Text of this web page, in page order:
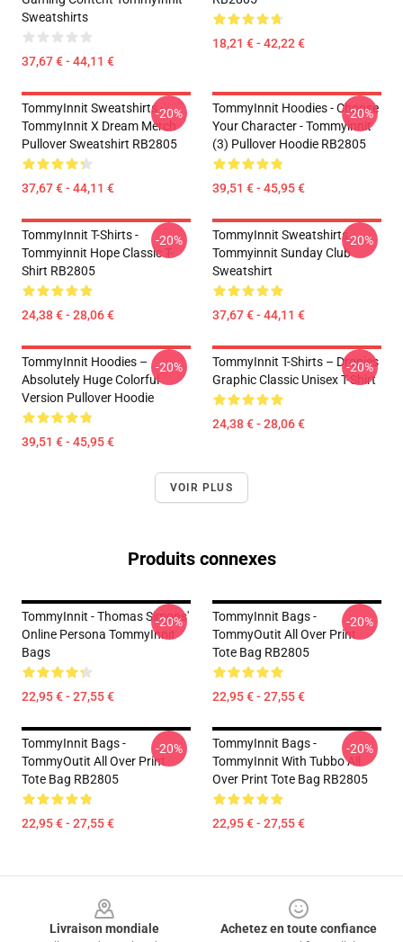
Sweatshirts
37,67 € - 44,11 €
18,21 € - 42,22 €
TommyInnit Sweatshirts -
TommyInnit X Dream Merch
Pullover Sweatshirt RB2805
37,67 € - 44,11 €
-20%
TommyInnit Hoodies - Choose
Your Character - Tommyinnit
(3) Pullover Hoodie RB2805
39,51 € - 45,95 €
-20%
TommyInnit T-Shirts -
Tommyinnit Hope Classic T-
Shirt RB2805
24,38 € - 28,06 €
-20%
TommyInnit Sweatshirts -
Tommyinnit Sunday Club
Sweatshirt
37,67 € - 44,11 €
-20%
TommyInnit Hoodies –
Absolutely Huge Colorful
Version Pullover Hoodie
39,51 € - 45,95 €
-20%
TommyInnit T-Shirts – Dronies
Graphic Classic Unisex T-Shirt
24,38 € - 28,06 €
-20%
VOIR PLUS
Produits connexes
TommyInnit - Thomas Simons'
Online Persona TommyInnit
Bags
22,95 € - 27,55 €
-20%
TommyInnit Bags -
TommyOutit All Over Print
Tote Bag RB2805
22,95 € - 27,55 €
-20%
TommyInnit Bags -
TommyOutit All Over Print
Tote Bag RB2805
22,95 € - 27,55 €
-20%
TommyInnit Bags -
TommyInnit With Tubbo All
Over Print Tote Bag RB2805
22,95 € - 27,55 €
-20%
Livraison mondiale
Achetez en toute confiance